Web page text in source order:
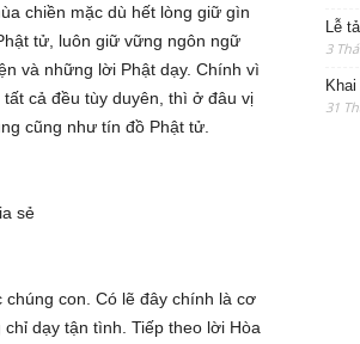
chiền mặc dù hết lòng giữ gìn
tử, luôn giữ vững ngôn ngữ
và những lời Phật dạy. Chính vì
cả đều tùy duyên, thì ở đâu vị
cũng như tín đồ Phật tử.
sẻ
con. Có lẽ đây chính là cơ
dạy tận tình. Tiếp theo lời Hòa
Lễ
3
31